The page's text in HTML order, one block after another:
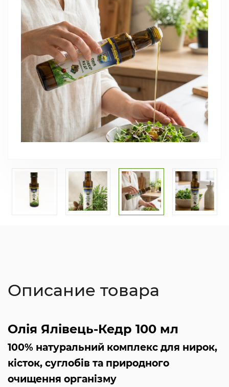
Описание товара
Олія Ялівець-Кедр 100 мл
100% натуральний комплекс для нирок,
кісток, суглобів та природного
очищення організму